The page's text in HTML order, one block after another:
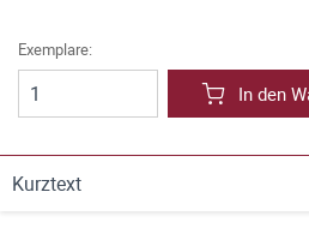
Exemplare:
In den
Kurztext